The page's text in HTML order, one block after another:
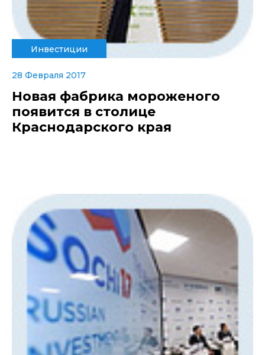
Инвестиции
28 Февраля 2017
Новая фабрика мороженого
появится в столице
Краснодарского края